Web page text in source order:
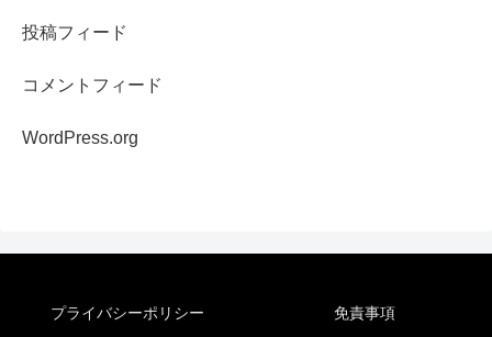
投稿フィード
コメントフィード
WordPress.org
プライバシーポリシー
免責事項